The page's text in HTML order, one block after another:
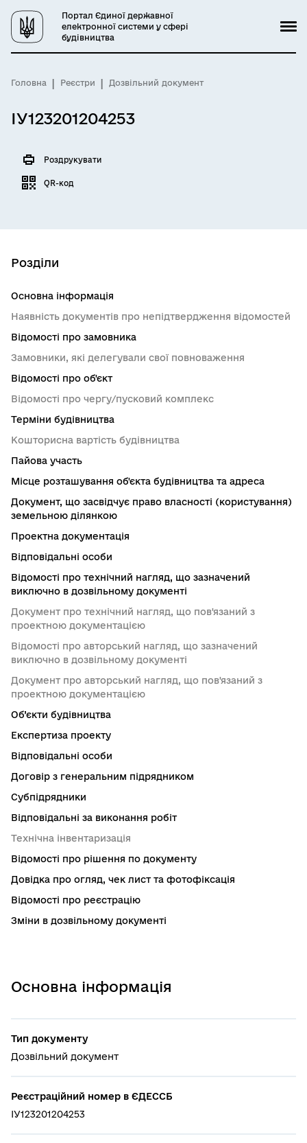
Портал Єдиної державної
електронної системи у сфері
будівництва
Головна Реєстри Дозвільний документ
ІУ123201204253
Роздрукувати
QR-код
Основна інформація
Тип документу
Дозвільний документ
Реєстраційний номер в ЄДЕССБ
ІУ123201204253
Розділи
Основна інформація
Наявність документів про непідтвердження відомостей
Відомості про замовника
Замовники, які делегували свої повноваження
Відомості про об'єкт
Відомості про чергу/пусковий комплекс
Терміни будівництва
Кошторисна вартість будівництва
Пайова участь
Місце розташування об'єкта будівництва та адреса
Документ, що засвідчує право власності (користування)
земельною ділянкою
Проектна документація
Відповідальні особи
Відомості про технічний нагляд, що зазначений
виключно в дозвільному документі
Документ про технічний нагляд, що пов'язаний з
проектною документацією
Відомості про авторський нагляд, що зазначений
виключно в дозвільному документі
Документ про авторський нагляд, що пов'язаний з
проектною документацією
Об’єкти будівництва
Експертиза проекту
Відповідальні особи
Договір з генеральним підрядником
Субпідрядники
Відповідальні за виконання робіт
Технічна інвентаризація
Відомості про рішення по документу
Довідка про огляд, чек лист та фотофіксація
Відомості про реєстрацію
Зміни в дозвільному документі